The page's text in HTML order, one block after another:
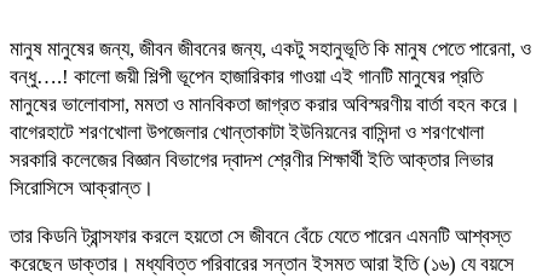
মানুষ মানুষের জন্য, জীবন জীবনের জন্য, একটু সহানুভূতি কি মানুষ পেতে পারেনা, ও
বন্ধু….! কালো জয়ী শিল্পী ভূপেন হাজারিকার গাওয়া এই গানটি মানুষের প্রতি
মানুষের ভালোবাসা, মমতা ও মানবিকতা জাগ্রত করার অবিস্মরণীয় বার্তা বহন করে।
বাগেরহাটে শরণখোলা উপজেলার খোন্তাকাটা ইউনিয়নের বাসিন্দা ও শরণখোলা
সরকারি কলেজের বিজ্ঞান বিভাগের দ্বাদশ শ্রেণীর শিক্ষার্থী ইতি আক্তার লিভার
সিরোসিসে আক্রান্ত।
তার কিডনি ট্রান্সফার করলে হয়তো সে জীবনে বেঁচে যেতে পারেন এমনটি আশ্বস্ত
করেছেন ডাক্তার। মধ্যবিত্ত পরিবারের সন্তান ইসমত আরা ইতি (১৬) যে বয়সে